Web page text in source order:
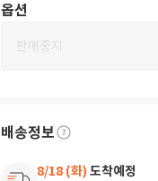
옵션
판매중지
배송정보
8/18 (화) 도착예정